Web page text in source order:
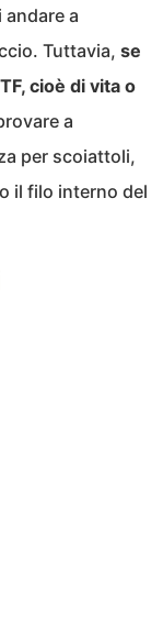
a
Tuttavia, se
cioè di vita o
a
per scoiattoli,
il filo interno del